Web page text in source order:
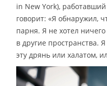
in New York),
говорит: «Я обнаружил,
парня. Я не хотел
в другие пространства.
эту дрянь или халатом,